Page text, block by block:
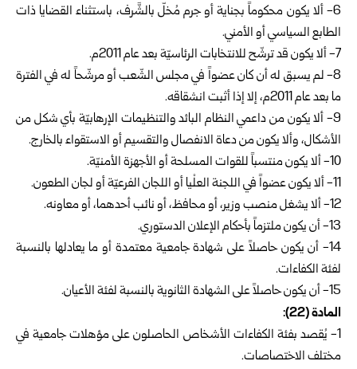
6- ألا يكون محكوماً بجناية أو جرم مُخلّ بالشَّرف، باستثناء القضايا ذات
الطابع السياسي أو الأمني.
7- ألا يكون قد ترشّح للانتخابات الرئاسيّة بعد عام 2011م.‏
8- لم يسبق له أن كان عضواً في مجلس الشّعب أو مرشّحاً له في الفترة
ما بعد عام 2011م، إلا إذا أثبت انشقاقه.
9- ألا يكون من داعمي النظام البائد والتنظيمات الإرهابيّة بأي شكل من
الأشكال، وألا يكون من دعاة الانفصال والتقسيم أو الاستقواء بالخارج.
10-‏ ألا يكون منتسباً للقوات المسلحة أو الأجهزة الأمنيّة.
11-‏ ألا يكون عضواً في اللجنة العلْيا أو اللجان الفرعيّة أو لجان الطعون.
12‏- ألا يشغل منصب وزير، أو محافظ، أو نائب أحدهما، أو معاونه.
13-‏ أن يكون ملتزماً بأحكام الإعلان الدستوري.
14-‏ أن يكون حاصلاً على شهادة جامعية معتمدة أو ما يعادلها بالنسبة
لفئة ‏الكفاءات.
15- أن يكون حاصلاً على الشهادة الثانوية بالنسبة لفئة الأعيان.
‏المادة (22):
1-‏ يُقصد بفئة الكفاءات الأشخاص الحاصلون على مؤهلات جامعية في
مختلف ‏الاختصاصات.